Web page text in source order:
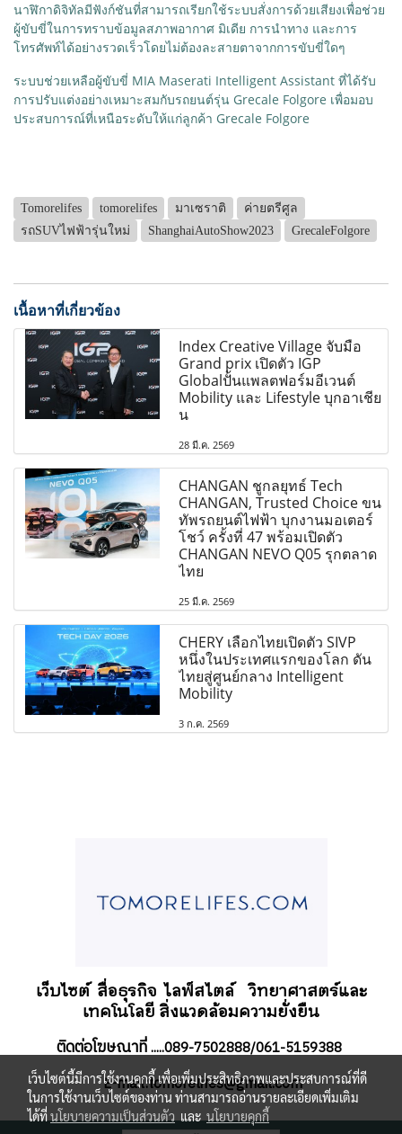
นาฬิกาดิจิทัลมีฟังก์ชันที่สามารถเรียกใช้ระบบสั่งการด้วยเสียงเพื่อช่วย
ผู้ขับขี่ในการทราบข้อมูลสภาพอากาศ มิเดีย การนำทาง และการ
โทรศัพท์ได้อย่างรวดเร็วโดยไม่ต้องละสายตาจากการขับขี่ใดๆ
ระบบช่วยเหลือผู้ขับขี่ MIA Maserati Intelligent Assistant ที่ได้รับ
การปรับแต่งอย่างเหมาะสมกับรถยนต์รุ่น Grecale Folgore เพื่อมอบ
ประสบการณ์ที่เหนือระดับให้แก่ลูกค้า Grecale Folgore
Tomorelifes tomorelifes มาเซราติ
ค่ายตรีศูล
รถSUVไฟฟ้ารุ่นใหม่
ShanghaiAutoShow2023 GrecaleFolgore
เนื้อหาที่เกี่ยวข้อง
Index Creative Village จับมือ
Grand prix เปิดตัว IGP
Globalปั้นแพลตฟอร์มอีเวนต์
Mobility และ Lifestyle บุกอาเชีย
น
28 มี.ค. 2569
CHANGAN ชูกลยุทธ์ Tech
CHANGAN, Trusted Choice ขน
ทัพรถยนต์ไฟฟ้า บุกงานมอเตอร์
โชว์ ครั้งที่ 47 พร้อมเปิดตัว
CHANGAN NEVO Q05 รุกตลาด
ไทย
25 มี.ค. 2569
CHERY เลือกไทยเปิดตัว SIVP
หนึ่งในประเทศแรกของโลก ดัน
ไทยสู่ศูนย์กลาง Intelligent
Mobility
3 ก.ค. 2569
เว็บไซต์ สื่อธุรกิจไลฟ์สไตล์ วิทยาศาสตร์และ
เทคโนโลยี สิ่งแวดล้อมความยั่งยืน
ติดต่อโฆษณาที่.....089-7502888/061-5159388
E-mail:tomorelifes@gmail.com
เว็บไซต์นี้มีการใช้งานคุกกี้ เพื่อเพิ่มประสิทธิภาพและประสบการณ์ที่ดี
ในการใช้งานเว็บไซต์ของท่าน ท่านสามารถอ่านรายละเอียดเพิ่มเติม
ได้ที่นโยบายความเป็นส่วนตัว และ นโยบายคุกกี้